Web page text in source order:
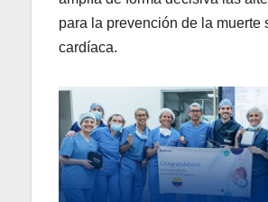
para la prevención de la muerte
cardíaca.